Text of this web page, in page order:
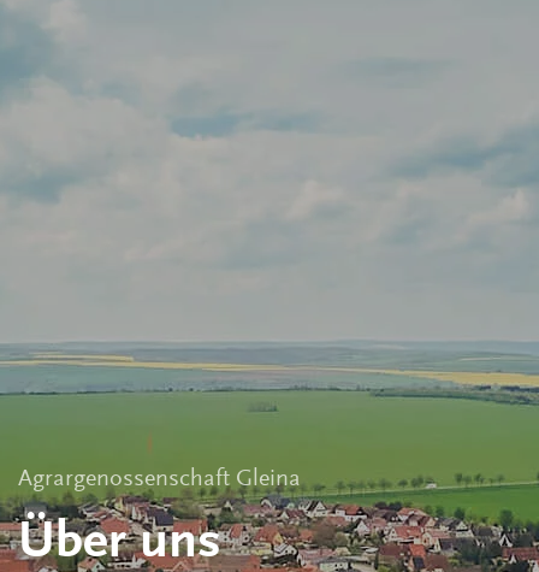
Agrargenossenschaft Gleina
Über uns